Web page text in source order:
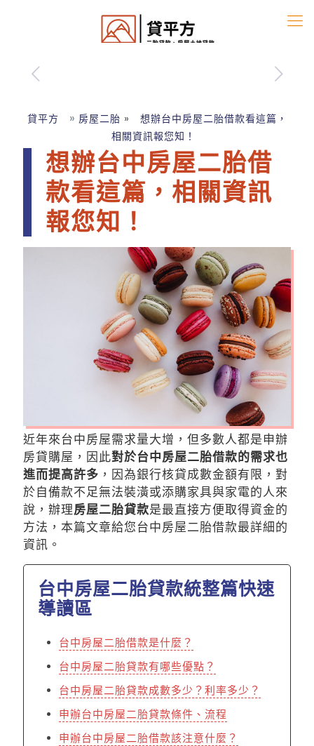
貸平方 » 房屋二胎 »
想辦台中房屋二胎借款看這篇，
相關資訊報您知！
想辦台中房屋二胎借
款看這篇，相關資訊
報您知！
近年來台中房屋需求量大增，但多數人都是申辦
房貸購屋，因此對於台中房屋二胎借款的需求也
進而提高許多 ，因為銀行核貸成數金額有限，對
於自備款不足無法裝潢或添購家具與家電的人來
說，辦理房屋二胎貸款是最直接方便取得資金的
方法，本篇文章給您台中房屋二胎借款最詳細的
資訊。
台中房屋二胎貸款統整篇快速
導讀區
台中房屋二胎借款是什麼？
台中房屋二胎貸款有哪些優點？
台中房屋二胎貸款成數多少？利率多少？
申辦台中房屋二胎貸款條件、流程
申辦台中房屋二胎借款該注意什麼？